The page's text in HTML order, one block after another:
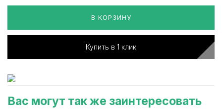
В КОРЗИНУ
Купить в 1 клик
Вас могут так же заинтересовать